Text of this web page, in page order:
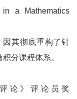
in a Mathematics
因其彻底重构了针
分课程体系。
论》评论员奖